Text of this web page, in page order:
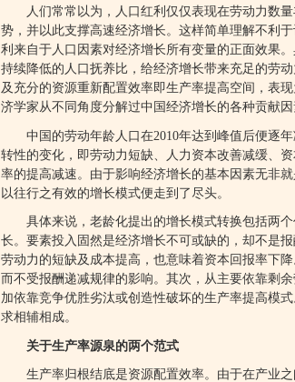
人们常常以为，人口红利仅仅表现在劳动力数
势，并以此支撑高速经济增长。这样简单理解不利
利来自于人口因素对经济增长所有变量的正面效果
持续降低的人口抚养比，给经济增长带来充足的劳
及充分的资源重新配置效率即生产率提高空间，表
济学家从不同角度分解过中国经济增长的各种贡献
中国的劳动年龄人口在2010年达到峰值后便逐
转性的变化，即劳动力短缺、人力资本改善减缓、
率的提高减速。由于影响经济增长的基本因素无非
以往行之有效的增长模式便走到了尽头。
具体来说，老龄化提出的增长模式转换包括两
长。要素投入固然是经济增长不可或缺的，却不是
劳动力的短缺及成本提高，也意味着资本回报率下
而不受报酬递减规律的影响。其次，从主要依靠剩
加依靠竞争优胜劣汰或创造性破坏的生产率提高模
求相辅相成。
关于生产率源泉的两个范式
生产率归根结底是资源配置效率。由于在产业